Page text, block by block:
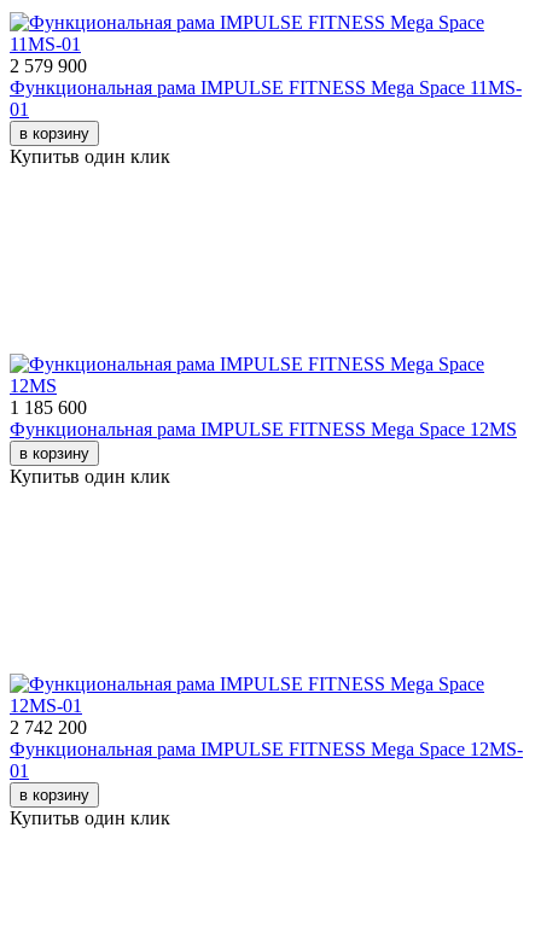
2 579 900
Функциональная рама IMPULSE FITNESS Mega Space 11MS-
01
в корзину
Купитьв один клик
1 185 600
Функциональная рама IMPULSE FITNESS Mega Space 12MS
в корзину
Купитьв один клик
2 742 200
Функциональная рама IMPULSE FITNESS Mega Space 12MS-
01
в корзину
Купитьв один клик